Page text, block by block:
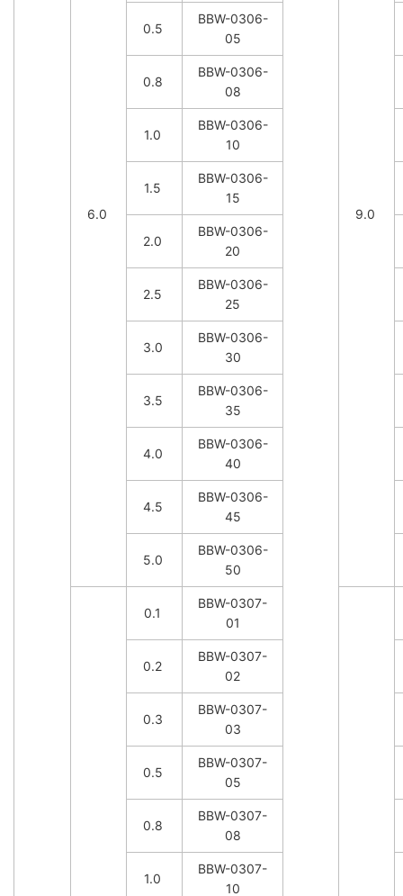
6.0 9.0
0.5
BBW-0306-
05
0.8
BBW-0306-
08
1.0
BBW-0306-
10
1.5
BBW-0306-
15
2.0
BBW-0306-
20
2.5
BBW-0306-
25
3.0
BBW-0306-
30
3.5
BBW-0306-
35
4.0
BBW-0306-
40
4.5
BBW-0306-
45
5.0
BBW-0306-
50
0.1
BBW-0307-
01
0.2
BBW-0307-
02
0.3
BBW-0307-
03
0.5
BBW-0307-
05
0.8
BBW-0307-
08
1.0
BBW-0307-
10